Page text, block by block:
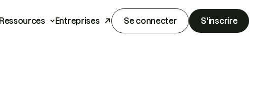
Ressources Entreprises Se connecter S'inscrire